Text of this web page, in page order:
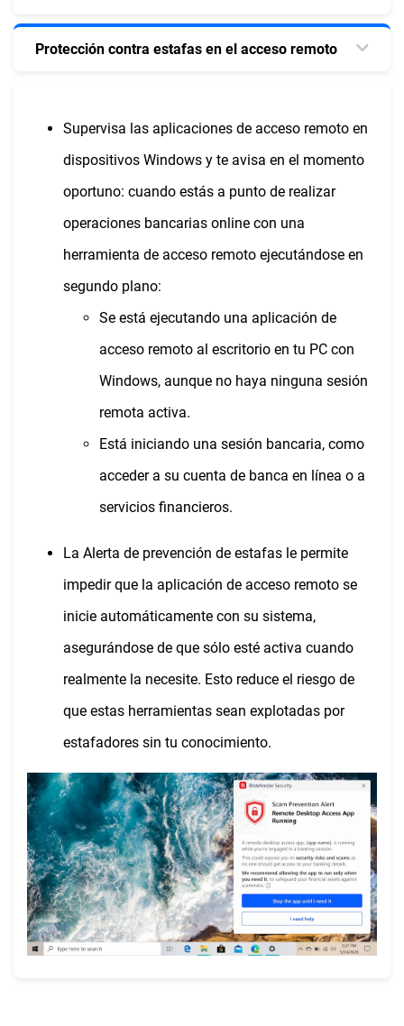
Protección contra estafas en el acceso remoto
Supervisa las aplicaciones de acceso remoto en
dispositivos Windows y te avisa en el momento
oportuno: cuando estás a punto de realizar
operaciones bancarias online con una
herramienta de acceso remoto ejecutándose en
segundo plano:
Se está ejecutando una aplicación de
acceso remoto al escritorio en tu PC con
Windows, aunque no haya ninguna sesión
remota activa.
Está iniciando una sesión bancaria, como
acceder a su cuenta de banca en línea o a
servicios financieros.
La Alerta de prevención de estafas le permite
impedir que la aplicación de acceso remoto se
inicie automáticamente con su sistema,
asegurándose de que sólo esté activa cuando
realmente la necesite. Esto reduce el riesgo de
que estas herramientas sean explotadas por
estafadores sin tu conocimiento.